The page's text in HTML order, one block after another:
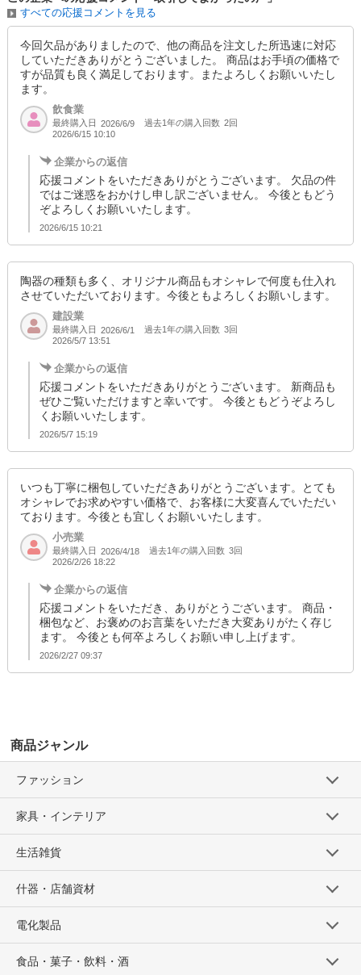
すべての応援コメントを見る
今回欠品がありましたので、他の商品を注文した所迅速に対応
していただきありがとうございました。 商品はお手頃の価格で
すが品質も良く満足しております。またよろしくお願いいたし
ます。
飲食業
最終購入日 2026/6/9 過去1年の購入回数 2回
2026/6/15 10:10
企業からの返信
応援コメントをいただきありがとうございます。 欠品の件
ではご迷惑をおかけし申し訳ございません。 今後ともどう
ぞよろしくお願いいたします。
2026/6/15 10:21
陶器の種類も多く、オリジナル商品もオシャレで何度も仕入れ
させていただいております。今後ともよろしくお願いします。
建設業
最終購入日 2026/6/1 過去1年の購入回数 3回
2026/5/7 13:51
企業からの返信
応援コメントをいただきありがとうございます。 新商品も
ぜひご覧いただけますと幸いです。 今後ともどうぞよろし
くお願いいたします。
2026/5/7 15:19
いつも丁寧に梱包していただきありがとうございます。とても
オシャレでお求めやすい価格で、お客様に大変喜んでいただい
ております。今後とも宜しくお願いいたします。
小売業
最終購入日 2026/4/18 過去1年の購入回数 3回
2026/2/26 18:22
企業からの返信
応援コメントをいただき、ありがとうございます。 商品・
梱包など、お褒めのお言葉をいただき大変ありがたく存じ
ます。 今後とも何卒よろしくお願い申し上げます。
2026/2/27 09:37
商品ジャンル
ファッション
家具・インテリア
生活雑貨
什器・店舗資材
電化製品
食品・菓子・飲料・酒